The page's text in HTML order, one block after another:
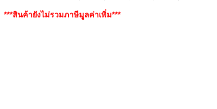
***สินค้ายังไม่รวมภาษีมูลค่าเพิ่ม***